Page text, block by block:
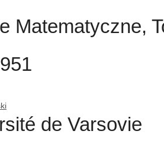
Matematyczne,
de Varsovie